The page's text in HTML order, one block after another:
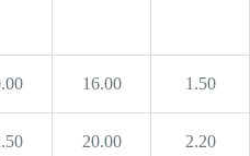
16.00 1.50
20.00 2.20